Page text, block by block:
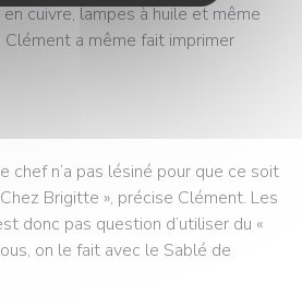
cuivre, lampes à huile et même
a même fait imprimer
chef n’a pas lésiné pour que ce soit
Brigitte », précise Clément. Les
donc pas question d’utiliser du «
on le fait avec le Sablé de